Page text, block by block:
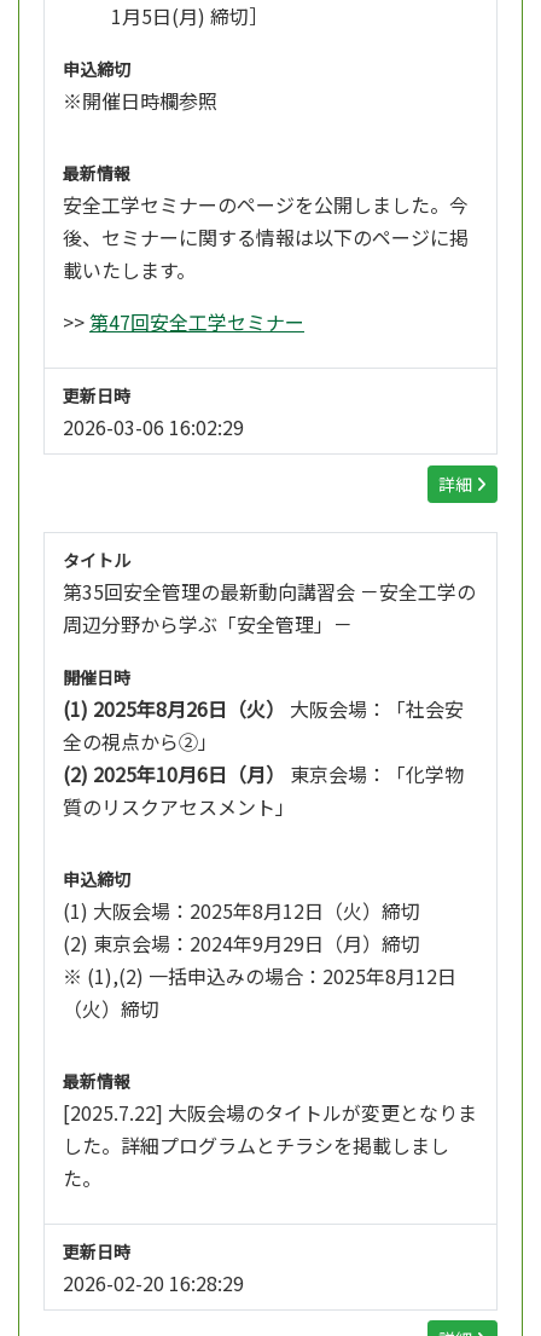
1月5日(月) 締切］
申込締切
※開催日時欄参照
最新情報
安全工学セミナーのページを公開しました。今
後、セミナーに関する情報は以下のページに掲
載いたします。
>>第47回安全工学セミナー
更新日時
2026-03-06 16:02:29
詳細
タイトル
第35回安全管理の最新動向講習会 －安全工学の
周辺分野から学ぶ「安全管理」－
開催日時
(1) 2025年8月26日（火）
大阪会場：「社会安
全の視点から②」
(2) 2025年10月6日（月）
東京会場：「化学物
質のリスクアセスメント」
申込締切
(1) 大阪会場：2025年8月12日（火）締切
(2) 東京会場：2024年9月29日（月）締切
※ (1),(2) 一括申込みの場合：2025年8月12日
（火）締切
最新情報
[2025.7.22] 大阪会場のタイトルが変更となりま
した。詳細プログラムとチラシを掲載しまし
た。
更新日時
2026-02-20 16:28:29